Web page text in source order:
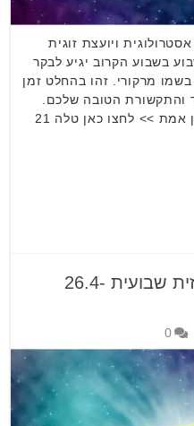
ויועצת זוגית
בשבוע הקרוב יגיע לבקר
מרקורי. זהו בהחלט זמן
והתקשורת הטובה שלכם.
להצטרפות לקבוצת העדכונים בזמן אמת >> לחצו כאן טלה 21
הורוסקופ/אסטרולוגיה: תחזית שבועית 26.4-
0